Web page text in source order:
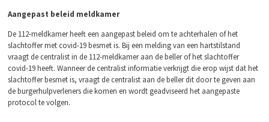
Aangepast beleid meldkamer
De 112-meldkamer heeft een aangepast beleid om te achterhalen of het
slachtoffer met covid-19 besmet is. Bij een melding van een hartstilstand
vraagt de centralist in de 112-meldkamer aan de beller of het slachtoffer
covid-19 heeft. Wanneer de centralist informatie verkrijgt die erop wijst dat het
slachtoffer besmet is, vraagt de centralist aan de beller dit door te geven aan
de burgerhulpverleners die komen en wordt geadviseerd het aangepaste
protocol te volgen.